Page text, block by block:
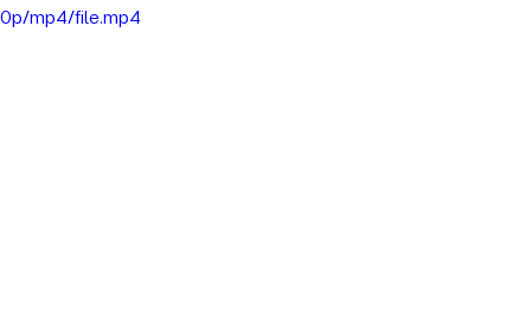
mp4/file.mp4